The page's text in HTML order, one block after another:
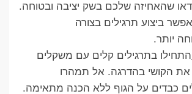
שהאחיזה שלכם בשק יציבה ובטוחה.
ביצוע תרגילים בצורה
יותר.
התחילו בתרגילים קלים עם משקלים
את הקושי בהדרגה. אל תמהרו
כבדים על הגוף ללא הכנה מתאימה.